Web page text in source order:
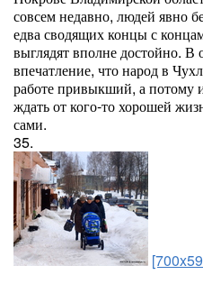
совсем недавно, людей явно
едва сводящих концы с
выглядят вполне достойно.
впечатление, что народ в
работе привыкший, а потому
ждать от кого-то хорошей
сами.
35.